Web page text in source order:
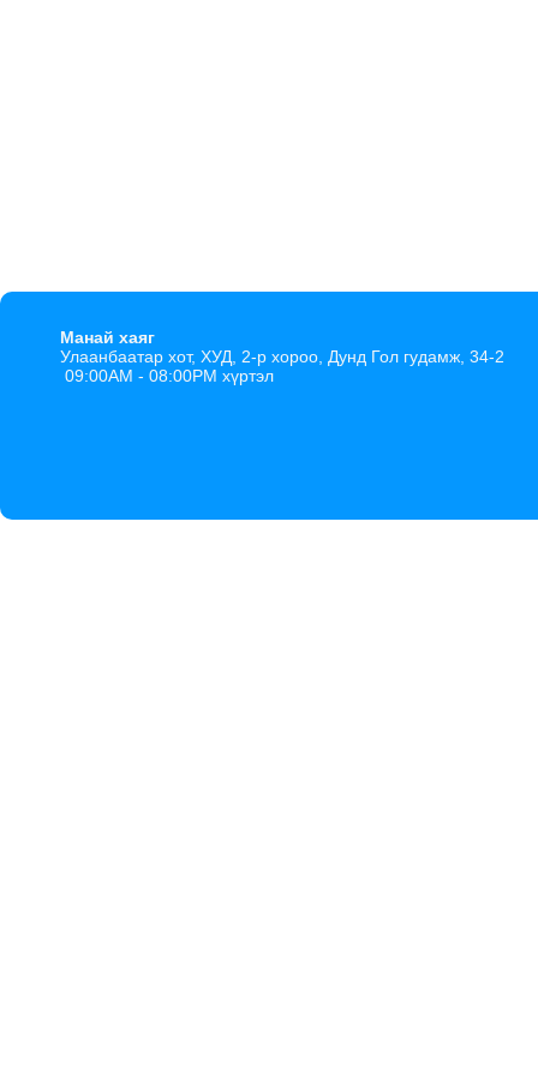
Манай хаяг
Улаанбаатар хот, ХУД, 2-р хороо, Дунд Гол гудамж, 34-2
09:00AM - 08:00PM хүртэл